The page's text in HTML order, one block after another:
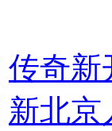
传奇新
新北京